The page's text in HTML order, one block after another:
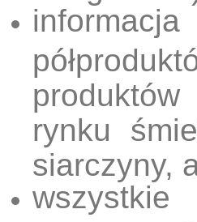
rynku
siarczyny,
wszystkie